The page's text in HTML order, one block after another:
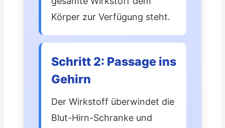
Körper zur Verfügung steht.
Schritt 2: Passage ins
Gehirn
Der Wirkstoff überwindet die
Blut-Hirn-Schranke und